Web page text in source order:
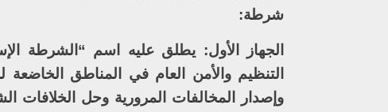
شرطة:
الجهاز الأول: يطلق عليه اسم “الشرطة
التنظيم والأمن العام في المناطق الخاضعة
وإصدار المخالفات المرورية وحل الخلافات